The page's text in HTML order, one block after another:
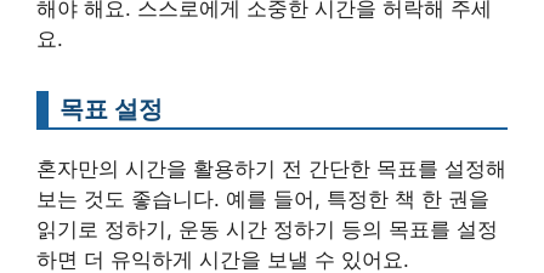
해야 해요. 스스로에게 소중한 시간을 허락해 주세
요.
목표 설정
혼자만의 시간을 활용하기 전 간단한 목표를 설정해
보는 것도 좋습니다. 예를 들어, 특정한 책 한 권을
읽기로 정하기, 운동 시간 정하기 등의 목표를 설정
하면 더 유익하게 시간을 보낼 수 있어요.